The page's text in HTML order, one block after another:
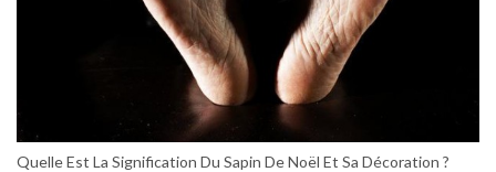
Quelle Est La Signification Du Sapin De Noël Et Sa Décoration ?